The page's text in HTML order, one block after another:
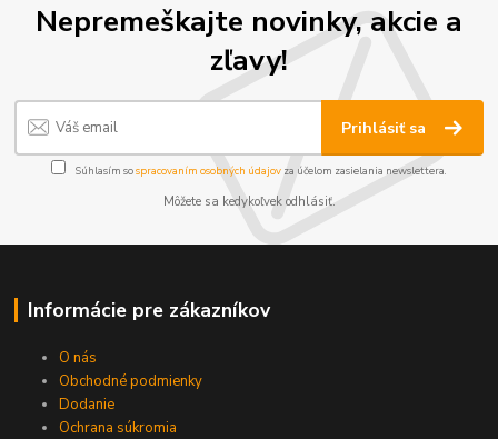
Nepremeškajte novinky, akcie a
zľavy!
Prihlásiť sa
Súhlasím sospracovaním osobných údajov za účelom zasielania newslettera.
Môžete sa kedykoľvek odhlásiť.
Informácie pre zákazníkov
O nás
Obchodné podmienky
Dodanie
Ochrana súkromia